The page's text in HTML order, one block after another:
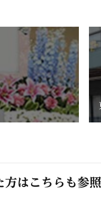
方はこちらも参